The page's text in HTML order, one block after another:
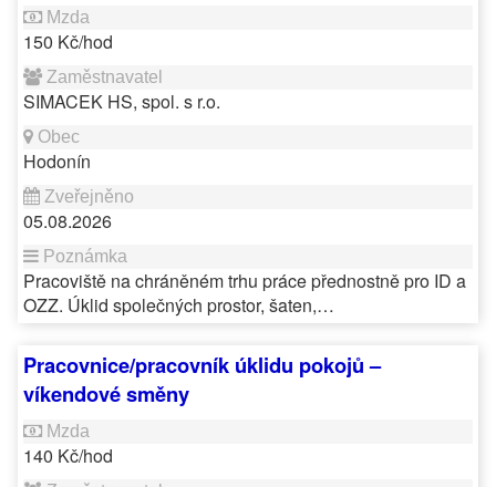
150 Kč/hod
SIMACEK HS, spol. s r.o.
Hodonín
05.08.2026
Pracoviště na chráněném trhu práce přednostně pro ID a
OZZ. Úklid společných prostor, šaten,…
Pracovnice/pracovník úklidu pokojů –
víkendové směny
140 Kč/hod